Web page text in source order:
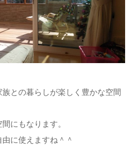
との暮らしが楽しく豊かな空間
にもなります。
に使えますね＾＾